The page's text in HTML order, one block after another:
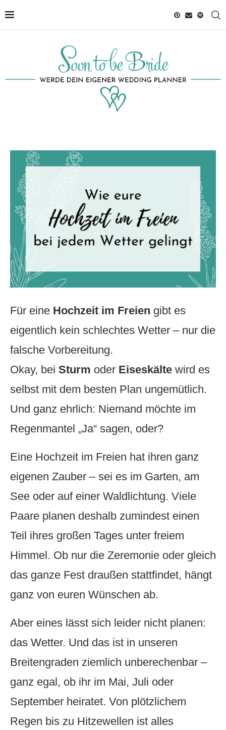
Für eine Hochzeit im Freien gibt es
eigentlich kein schlechtes Wetter – nur die
falsche Vorbereitung.
Okay, bei Sturm oder Eiseskälte wird es
selbst mit dem besten Plan ungemütlich.
Und ganz ehrlich: Niemand möchte im
Regenmantel „Ja“ sagen, oder?
Eine Hochzeit im Freien hat ihren ganz
eigenen Zauber – sei es im Garten, am
See oder auf einer Waldlichtung. Viele
Paare planen deshalb zumindest einen
Teil ihres großen Tages unter freiem
Himmel. Ob nur die Zeremonie oder gleich
das ganze Fest draußen stattfindet, hängt
ganz von euren Wünschen ab.
Aber eines lässt sich leider nicht planen:
das Wetter. Und das ist in unseren
Breitengraden ziemlich unberechenbar –
ganz egal, ob ihr im Mai, Juli oder
September heiratet. Von plötzlichem
Regen bis zu Hitzewellen ist alles